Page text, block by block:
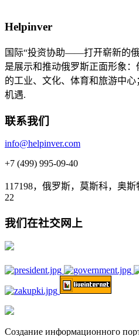
Helpinver
国际“投资协助——打开崭新的
是展示和推动俄罗斯正面形象
的工业、文化、体育和旅游中
机遇.
联系我们
info@helpinver.com
+7 (499) 995-09-40
117198，俄罗斯，莫斯科，奥
22
我们在社交网上
Создание информационного